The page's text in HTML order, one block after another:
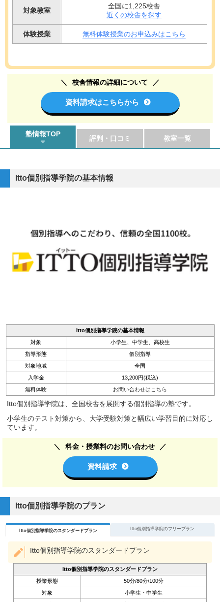
対象教室
全国に1,225校舎
近くの校舎を探す
体験授業 無料体験授業のお申込みはこちら
校舎情報の詳細について
資料請求はこちらから
塾情報TOP
評判・口コミ 教室一覧
Itto個別指導学院の基本情報
Itto個別指導学院の基本情報
対象
小学生、中学生、高校生
指導形態
個別指導
対象地域
全国
入学金
13,200円(税込)
無料体験
お問い合わせはこちら
Itto個別指導学院は、全国校舎を展開する個別指導の塾です。
小学生のテスト対策から、大学受験対策と幅広い学習目的に対応し
ています。
料金・授業料のお問い合わせ
資料請求
Itto個別指導学院のプラン
Itto個別指導学院のスタンダードプラン
Itto個別指導学院のスタンダードプラン
Itto個別指導学院のスタンダードプラン
授業形態
50分/80分/100分
対象
小学生・中学生
Itto個別指導学院のフリープラン